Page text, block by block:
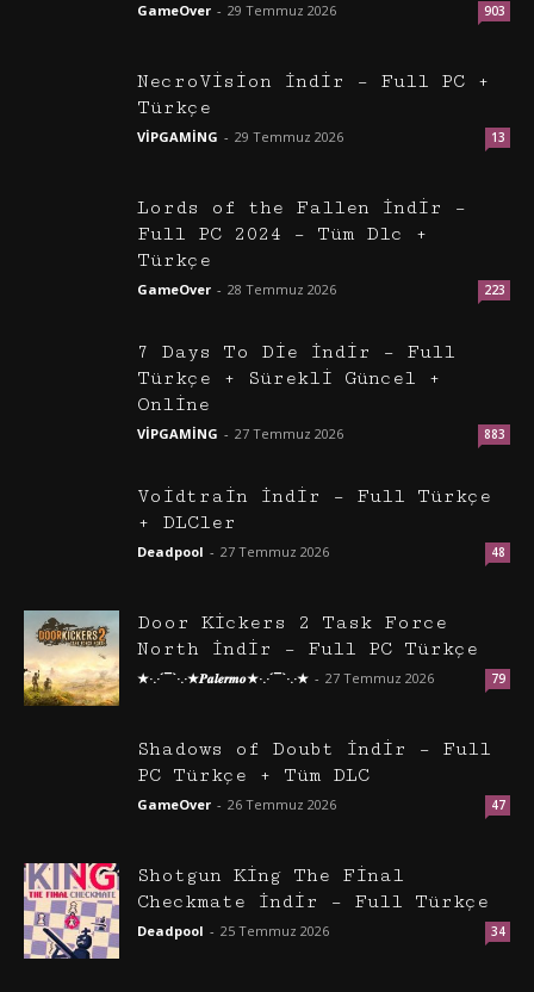
GameOver - 29 Temmuz 2026 903
NecroVision İndir – Full PC +
Türkçe
VİPGAMİNG - 29 Temmuz 2026 13
Lords of the Fallen İndir –
Full PC 2024 – Tüm Dlc +
Türkçe
GameOver - 28 Temmuz 2026 223
7 Days To Die İndir – Full
Türkçe + Sürekli Güncel +
Online
VİPGAMİNG - 27 Temmuz 2026 883
Voidtrain İndir – Full Türkçe
+ DLCler
Deadpool - 27 Temmuz 2026 48
Door Kickers 2 Task Force
North İndir – Full PC Türkçe
★·.·´¯`·.·★𝑷𝒂𝒍𝒆𝒓𝒎𝒐★·.·´¯`·.·★ - 27 Temmuz 2026 79
Shadows of Doubt İndir – Full
PC Türkçe + Tüm DLC
GameOver - 26 Temmuz 2026 47
Shotgun King The Final
Checkmate İndir – Full Türkçe
Deadpool - 25 Temmuz 2026 34